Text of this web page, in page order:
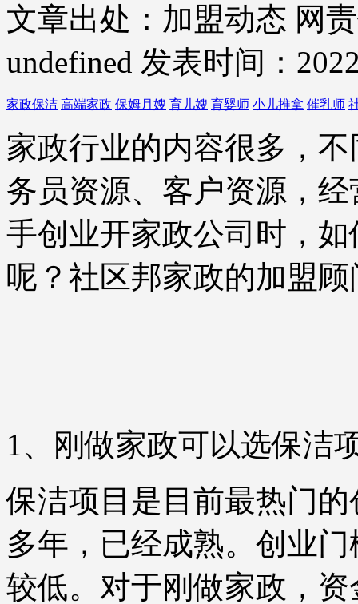
文章出处：加盟动态 网
undefined 发表时间：
家政保洁 高端家政 保姆月嫂 育儿嫂 育婴师 小儿推拿 催乳师
家政行业的内容很多，
务员资源、客户资源，
手创业开家政公司时，
呢？社区邦家政的加盟
1、刚做家政可以选保洁
保洁项目是目前最热门
多年，已经成熟。创业
较低。对于刚做家政，